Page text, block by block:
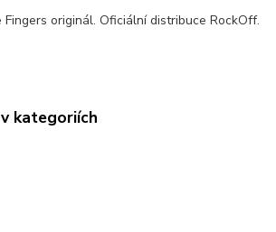
Fingers originál. Oficiální distribuce RockOff.
kategoriích